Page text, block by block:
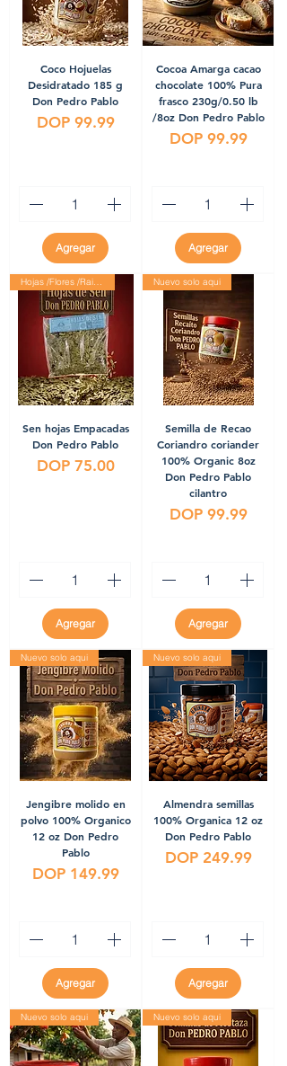
Coco Hojuelas
Desidratado 185 g
Don Pedro Pablo
Precio
DOP 99.99
Agregar
Cocoa Amarga cacao
chocolate 100% Pura
frasco 230g/0.50 lb
/8oz Don Pedro Pablo
Precio
DOP 99.99
Agregar
Hojas /Flores /Raices
Sen hojas Empacadas
Don Pedro Pablo
Precio
DOP 75.00
Agregar
Nuevo solo aqui
Semilla de Recao
Coriandro coriander
100% Organic 8oz
Don Pedro Pablo
cilantro
Precio
DOP 99.99
Agregar
Nuevo solo aqui
Jengibre molido en
polvo 100% Organico
12 oz Don Pedro
Pablo
Precio
DOP 149.99
Agregar
Nuevo solo aqui
Almendra semillas
100% Organica 12 oz
Don Pedro Pablo
Precio
DOP 249.99
Agregar
Nuevo solo aqui Nuevo solo aqui